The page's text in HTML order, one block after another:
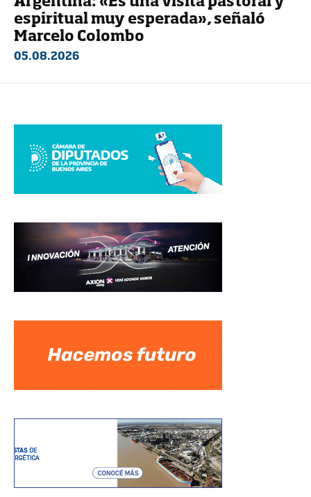
espiritual muy esperada», señaló
Marcelo Colombo
05.08.2026